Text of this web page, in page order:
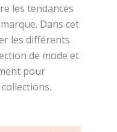
les tendances
Dans cet
les différents
de mode et
pour